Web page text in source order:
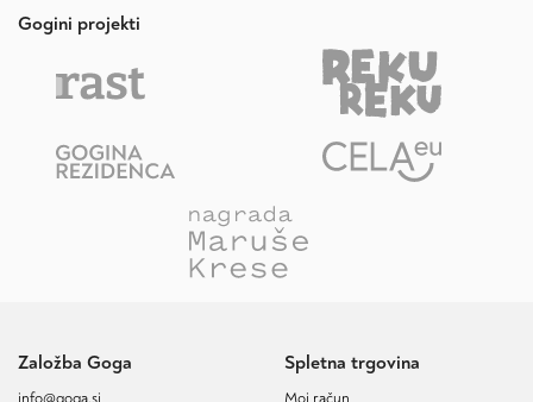
Gogini projekti
Založba Goga Spletna trgovina